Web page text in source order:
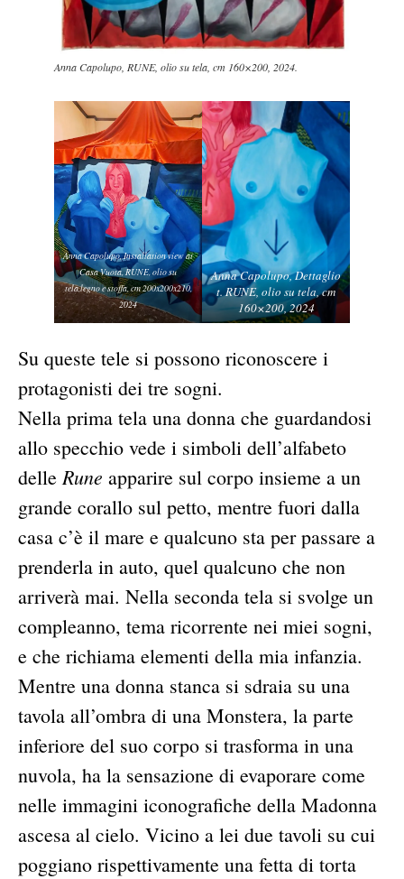
Anna Capolupo, RUNE, olio su tela, cm 160×200, 2024.
Anna Capolupo, Installation view at
Casa Vuota, RUNE, olio su
tela,legno e stoffa, cm 200x200x210,
2024
Anna Capolupo, Dettaglio
t. RUNE, olio su tela, cm
160×200, 2024
Su queste tele si possono riconoscere i
protagonisti dei tre sogni.
Nella prima tela una donna che guardandosi
allo specchio vede i simboli dell’alfabeto
delleRune apparire sul corpo insieme a un
grande corallo sul petto, mentre fuori dalla
casa c’è il mare e qualcuno sta per passare a
prenderla in auto, quel qualcuno che non
arriverà mai. Nella seconda tela si svolge un
compleanno, tema ricorrente nei miei sogni,
e che richiama elementi della mia infanzia.
Mentre una donna stanca si sdraia su una
tavola all’ombra di una Monstera, la parte
inferiore del suo corpo si trasforma in una
nuvola, ha la sensazione di evaporare come
nelle immagini iconografiche della Madonna
ascesa al cielo. Vicino a lei due tavoli su cui
poggiano rispettivamente una fetta di torta